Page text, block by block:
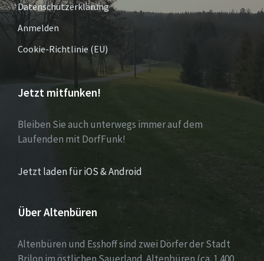
Datenschutzerklärung
Anmelden
Cookie-Richtlinie (EU)
Jetzt mitfunken!
Bleiben Sie auch unterwegs immer auf dem
Laufenden mit DorfFunk!
Jetzt laden für iOS & Android
Über Altenbüren
Altenbüren und Esshoff sind zwei Dörfer der Stadt